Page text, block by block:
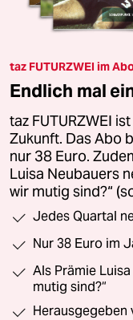
taz FUTURZWEI im
Endlich mal
taz FUTURZWEI
Zukunft. Das Abo
nur 38 Euro.
Luisa Neubauers
wir mutig sind?“
Jedes Quartal
Nur 38 Euro im
Als Prämie
mutig sind?“
Herausgegeben